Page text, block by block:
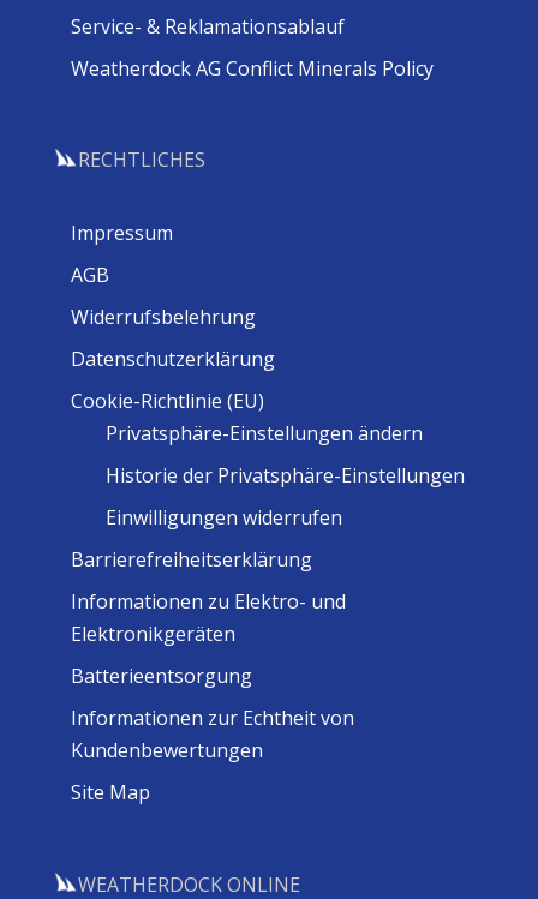
Service- & Reklamationsablauf
Weatherdock AG Conflict Minerals Policy
RECHTLICHES
Impressum
AGB
Widerrufsbelehrung
Datenschutzerklärung
Cookie-Richtlinie (EU)
Privatsphäre-Einstellungen ändern
Historie der Privatsphäre-Einstellungen
Einwilligungen widerrufen
Barrierefreiheitserklärung
Informationen zu Elektro- und
Elektronikgeräten
Batterieentsorgung
Informationen zur Echtheit von
Kundenbewertungen
Site Map
WEATHERDOCK ONLINE